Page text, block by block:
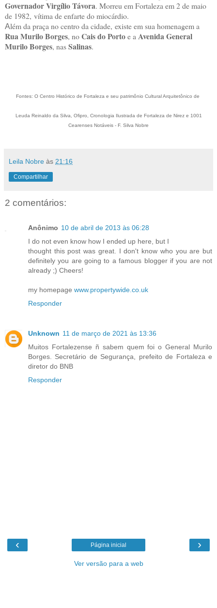
Governador Virgílio Távora. Morreu em Fortaleza em 2 de maio
de 1982, vítima de enfarte do miocárdio.
Além da praça no centro da cidade, existe em sua homenagem a
Rua Murilo Borges, noCais do Portoe a Avenida General
Murilo Borges, nasSalinas.
Fontes: O Centro Histórico de Fortaleza e seu patrimônio Cultural Arquitetônico de
Leuda Reinaldo da Silva, Ofipro, Cronologia Ilustrada de Fortaleza de Nirez e 1001
Cearenses Notáveis - F. Silva Nobre
Leila Nobre às 21:16
Compartilhar
2 comentários:
Anônimo 10 de abril de 2013 às 06:28
I do not even know how I ended up here, but I
thought this post was great. I don't know who you are but
definitely you are going to a famous blogger if you are not
already ;) Cheers!
my homepage www.propertywide.co.uk
Responder
Unknown 11 de março de 2021 às 13:36
Muitos Fortalezense ñ sabem quem foi o General Murilo
Borges. Secretário de Segurança, prefeito de Fortaleza e
diretor do BNB
Responder
‹ ›
Página inicial
Ver versão para a web